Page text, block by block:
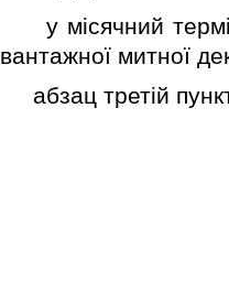
у мiсячний термiн
вантажної митної
абзац третiй